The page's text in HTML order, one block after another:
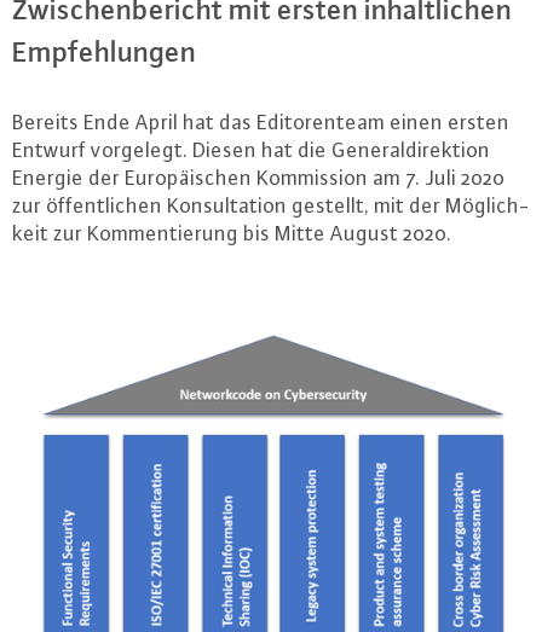
Zwi­schen­be­richt mit ersten in­halt­li­chen
Emp­feh­lun­gen
Bereits Ende April hat das Edi­to­ren­team einen ersten
Entwurf vorgelegt. Diesen hat die Ge­ne­ral­di­rek­ti­on
Energie der Eu­ro­päi­schen Kom­mis­si­on am 7. Juli 2020
zur öf­fent­li­chen Kon­sul­ta­ti­on gestellt, mit der Mög­lich­
keit zur Kom­men­tie­rung bis Mitte August 2020.